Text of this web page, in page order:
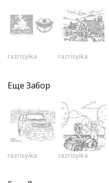
razrisyika razrisyika
Еще Забор
razrisyika razrisyika